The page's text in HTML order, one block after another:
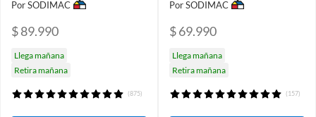
Por SODIMAC
$ 89.990
Llega mañana
Retira mañana
(875)
Por SODIMAC
$ 69.990
Llega mañana
Retira mañana
(157)